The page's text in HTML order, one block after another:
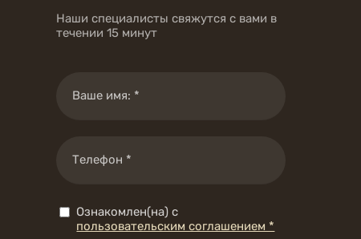
Наши специалисты свяжутся с вами в
течении 15 минут
Ознакомлен(на) с
пользовательским соглашением *